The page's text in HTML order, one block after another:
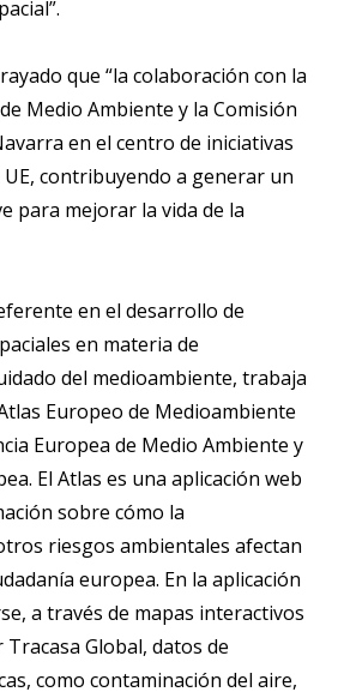
que “la colaboración con la
Medio Ambiente y la Comisión
en el centro de iniciativas
contribuyendo a generar un
para mejorar la vida de la
en el desarrollo de
en materia de
del medioambiente, trabaja
Europeo de Medioambiente
Europea de Medio Ambiente y
El Atlas es una aplicación web
sobre cómo la
riesgos ambientales afectan
europea. En la aplicación
a través de mapas interactivos
Global, datos de
como contaminación del aire,